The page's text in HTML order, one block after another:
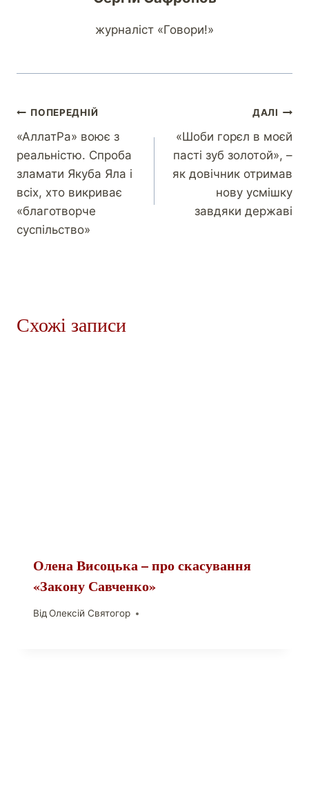
журналіст «Говори!»
ПОПЕРЕДНІЙ
«АллатРа» воює з
реальністю. Спроба
зламати Якуба Яла і
всіх, хто викриває
«благотворче
суспільство»
ДАЛІ
«Шоби горєл в моєй
пасті зуб золотой», –
як довічник отримав
нову усмішку
завдяки державі
Схожі записи
Олена Висоцька – про скасування
«Закону Савченко»
Від Олексій Святогор